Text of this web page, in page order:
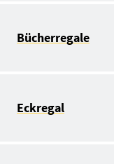
Bücherregale
Eckregal